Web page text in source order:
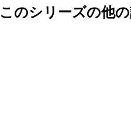
このシリーズの他